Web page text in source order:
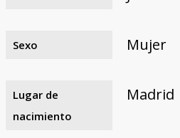
Sexo Mujer
Lugar de
nacimiento
Madrid